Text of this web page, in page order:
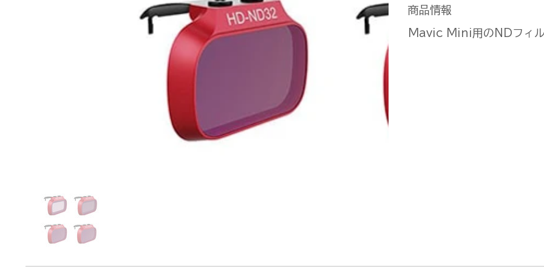
商品情報
Mavic Mini用のNDフィル